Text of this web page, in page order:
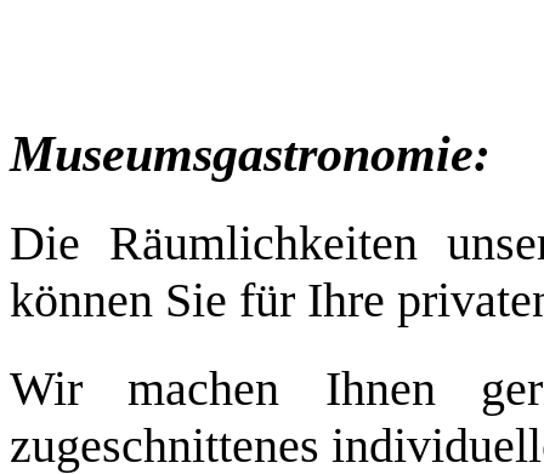
Museumsgastronomie:
Die Räumlichkeiten
können Sie für Ihre
Wir machen Ihnen
zugeschnittenes